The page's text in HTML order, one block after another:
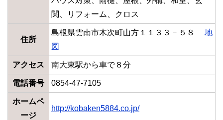
関、リフォーム、クロス
住所
島根県雲南市木次町山方１１３３－５８ 地
図
アクセス 南大東駅から車で８分
電話番号 0854-47-7105
ホームペ
ージ
http://kobaken5884.co.jp/